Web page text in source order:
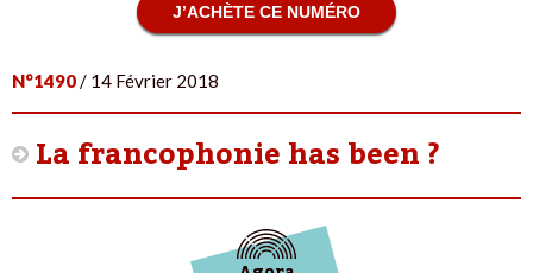
J’ACHÈTE CE NUMÉRO
N°1490 / 14 Février 2018
La francophonie has been ?